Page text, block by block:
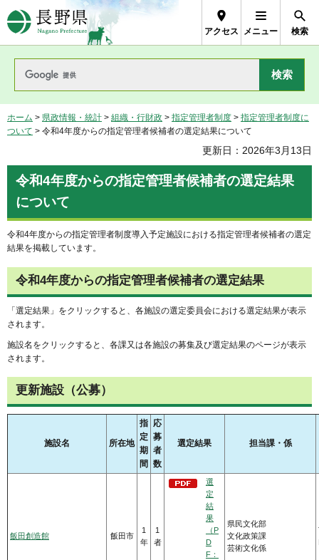
長野県Nagano Prefecture
アクセス メニュー 検索
ホーム > 県政情報・統計 > 組織・行財政 > 指定管理者制度 > 指定管理者制度に
ついて > 令和4年度からの指定管理者候補者の選定結果について
更新日：2026年3月13日
令和4年度からの指定管理者候補者の選定結果
について
令和4年度からの指定管理者制度導入予定施設における指定管理者候補者の選定
結果を掲載しています。
令和4年度からの指定管理者候補者の選定結果
「選定結果」をクリックすると、各施設の選定委員会における選定結果が表示
されます。
施設名をクリックすると、各課又は各施設の募集及び選定結果のページが表示
されます。
更新施設（公募）
施設名 所在地
指
定
期
間
応
募
者
数
選定結果 担当課・係
飯田創造館 飯田市
1
年
1
者
選
定
結
果
（P
D
F：
県民文化部
文化政策課
芸術文化係